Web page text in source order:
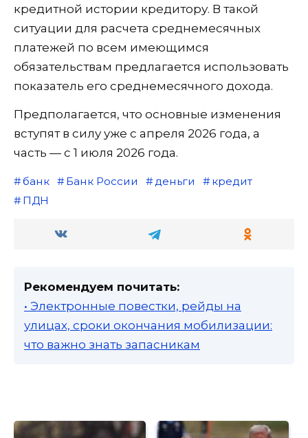
кредитной истории кредитору. В такой
ситуации для расчета среднемесячных
платежей по всем имеющимся
обязательствам предлагается использовать
показатель его среднемесячного дохода.
Предполагается, что основные изменения
вступят в силу уже с апреля 2026 года, а
часть — с 1 июля 2026 года.
банк Банк России деньги
кредит
ПДН
Рекомендуем почитать:
• Электронные повестки, рейды на
улицах, сроки окончания мобилизации:
что важно знать запасникам